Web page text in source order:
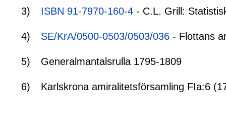
3) ISBN 91-7970-160-4 - C.L. Grill:
4) SE/KrA/0500-0503/0503/036 - Flottans
5) Generalmantalsrulla 1795-1809
6) Karlskrona amiralitetsförsamling FIa:6